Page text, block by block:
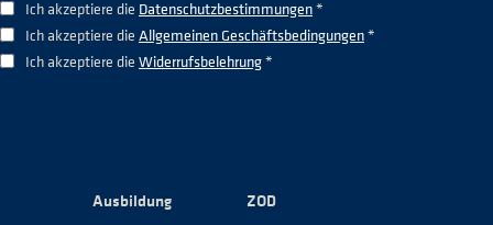
Ich akzeptiere die Datenschutzbestimmungen*
Ich akzeptiere die Allgemeinen Geschäftsbedingungen*
Ich akzeptiere die Widerrufsbelehrung*
Ausbildung ZOD